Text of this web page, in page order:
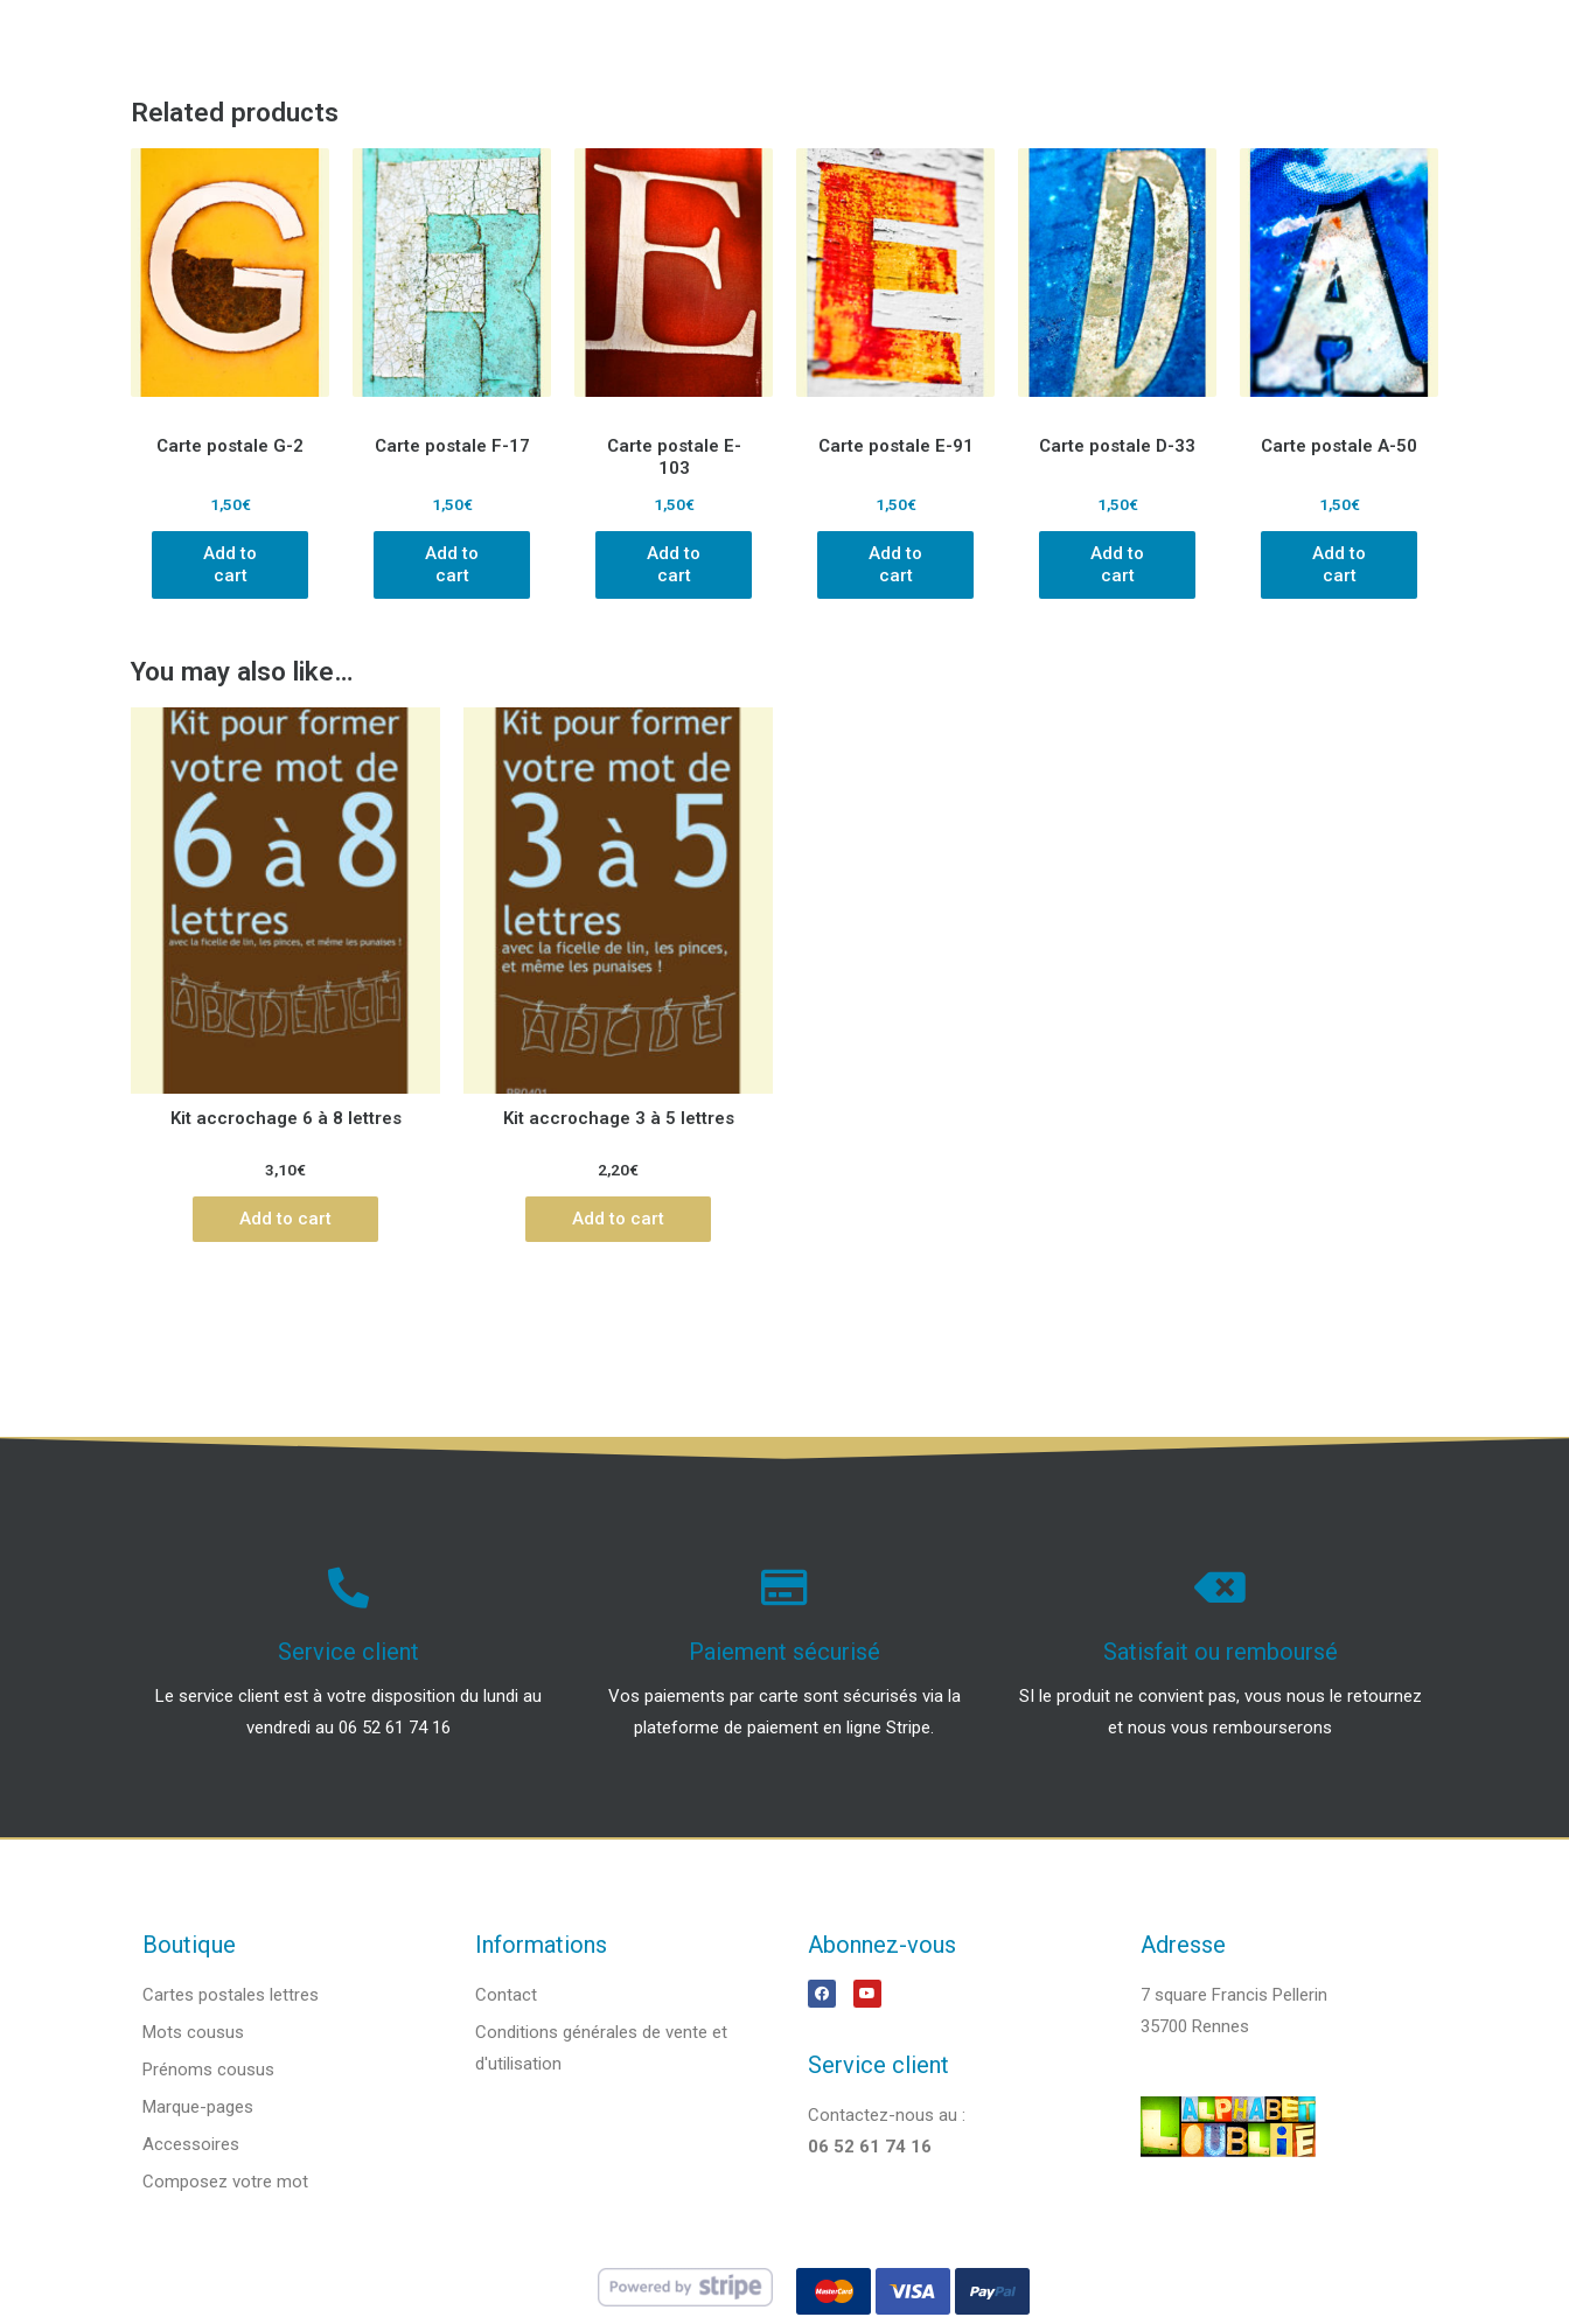
Related products
Carte postale G-2
1,50€
Add to
cart
Carte postale F-17
1,50€
Add to
cart
Carte postale E-
103
1,50€
Add to
cart
Carte postale E-91
1,50€
Add to
cart
Carte postale D-33
1,50€
Add to
cart
Carte postale A-50
1,50€
Add to
cart
You may also like…
Kit accrochage 6 à 8 lettres
3,10€
Add to cart
Kit accrochage 3 à 5 lettres
2,20€
Add to cart
Service client
Le service client est à votre disposition du lundi au
vendredi au 06 52 61 74 16
Paiement sécurisé
Vos paiements par carte sont sécurisés via la
plateforme de paiement en ligne Stripe.
Satisfait ou remboursé
SI le produit ne convient pas, vous nous le retournez
et nous vous rembourserons
Boutique
Cartes postales lettres
Mots cousus
Prénoms cousus
Marque-pages
Accessoires
Composez votre mot
Informations
Contact
Conditions générales de vente et
d'utilisation
Abonnez-vous
Service client
Contactez-nous au :
06 52 61 74 16
Adresse
7 square Francis Pellerin
35700 Rennes